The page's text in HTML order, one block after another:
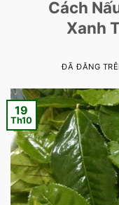
Cách
Xanh
ĐÃ ĐĂNG
19
Th10